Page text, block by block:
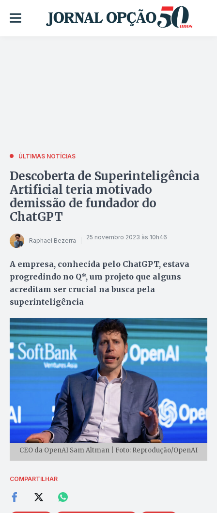
ÚLTIMAS NOTÍCIAS
Descoberta de Superinteligência
Artificial teria motivado
demissão de fundador do
ChatGPT
Raphael Bezerra 25 novembro 2023 às 10h46
A empresa, conhecida pelo ChatGPT, estava
progredindo no Q*, um projeto que alguns
acreditam ser crucial na busca pela
superinteligência
CEO da OpenAI Sam Altman | Foto: Reprodução/OpenAI
COMPARTILHAR